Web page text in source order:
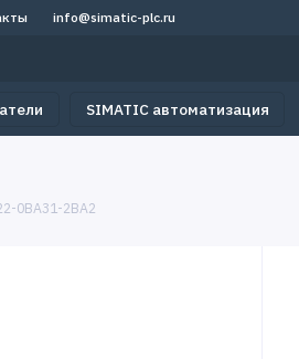
info@simatic-plc.ru
SIMATIC автоматизация
0BA31-2BA2